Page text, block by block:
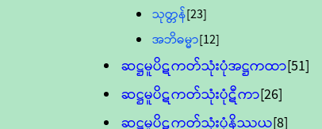
သုတ္တန်[23]
အဘိဓမ္မာ[12]
ဆဋ္ဌမူပိဋကတ်သုံးပုံအဋ္ဌကထာ[51]
ဆဋ္ဌမူပိဋကတ်သုံးပုံဋီကာ[26]
ဆဋ္ဌမူပိဋကတ်သုံးပုံနိဿယ[8]